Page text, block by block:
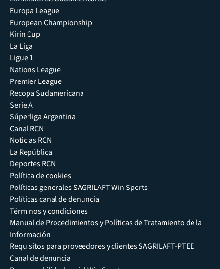
Europa League
European Championship
Kirin Cup
La Liga
Ligue 1
Nations League
Premier League
Recopa Sudamericana
Serie A
Súperliga Argentina
Canal RCN
Noticias RCN
La República
Deportes RCN
Política de cookies
Políticas generales SAGRILAFT Win Sports
Políticas canal de denuncia
Términos y condiciones
Manual de Procedimientos y Políticas de Tratamiento de la
Información
Requisitos para proveedores y clientes SAGRILAFT-PTEE
Canal de denuncia